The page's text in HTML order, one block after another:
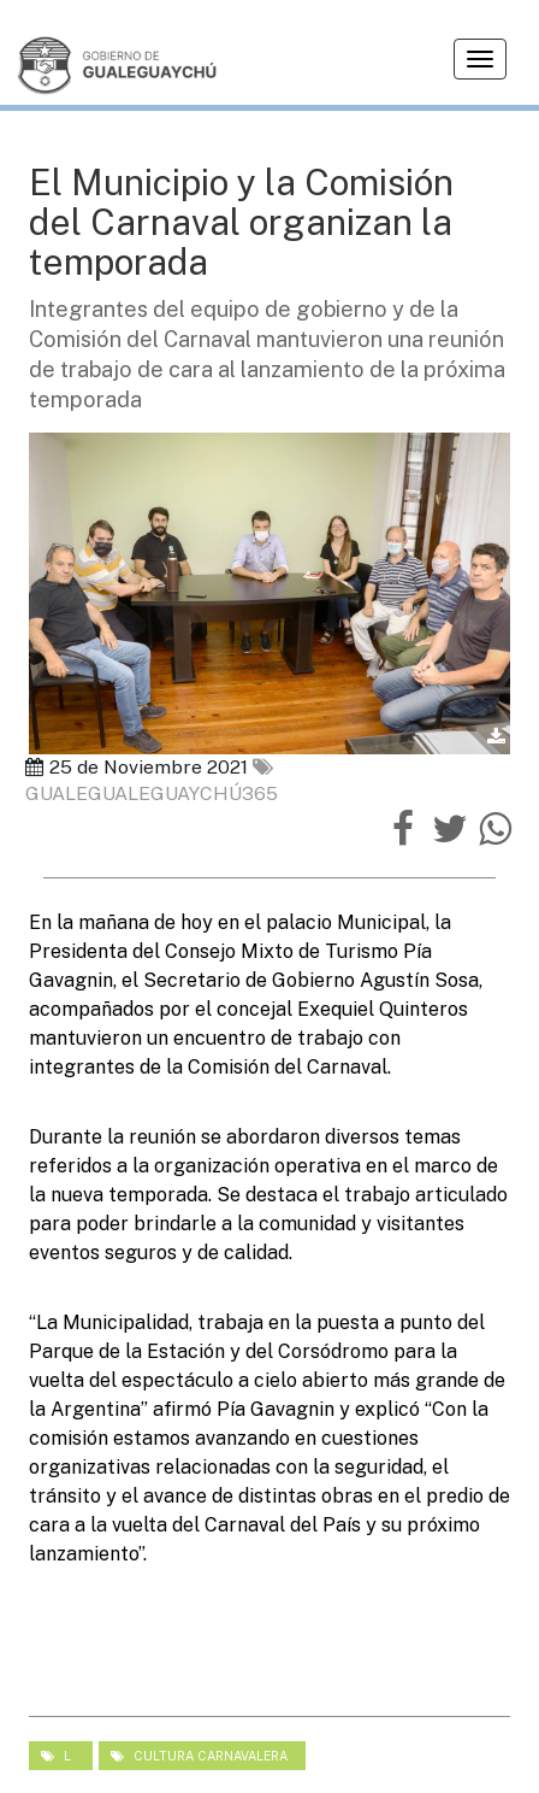
T
g
g
a
t
o
CIUDAD
El Municipio y la Comisión
del Carnaval organizan la
temporada
Integrantes del equipo de gobierno y de la
Comisión del Carnaval mantuvieron una reunión
de trabajo de cara al lanzamiento de la próxima
temporada
25 de Noviembre 2021
GUALEGUALEGUAYCHÚ365
En la mañana de hoy en el palacio Municipal, la
Presidenta del Consejo Mixto de Turismo Pía
Gavagnin, el Secretario de Gobierno Agustín Sosa,
acompañados por el concejal Exequiel Quinteros
mantuvieron un encuentro de trabajo con
integrantes de la Comisión del Carnaval.
Durante la reunión se abordaron diversos temas
referidos a la organización operativa en el marco de
la nueva temporada. Se destaca el trabajo articulado
para poder brindarle a la comunidad y visitantes
eventos seguros y de calidad.
“La Municipalidad, trabaja en la puesta a punto del
Parque de la Estación y del Corsódromo para la
vuelta del espectáculo a cielo abierto más grande de
la Argentina” afirmó Pía Gavagnin y explicó “Con la
comisión estamos avanzando en cuestiones
organizativas relacionadas con la seguridad, el
tránsito y el avance de distintas obras en el predio de
cara a la vuelta del Carnaval del País y su próximo
lanzamiento”.
L CULTURA CARNAVALERA